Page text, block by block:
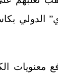
معنويات